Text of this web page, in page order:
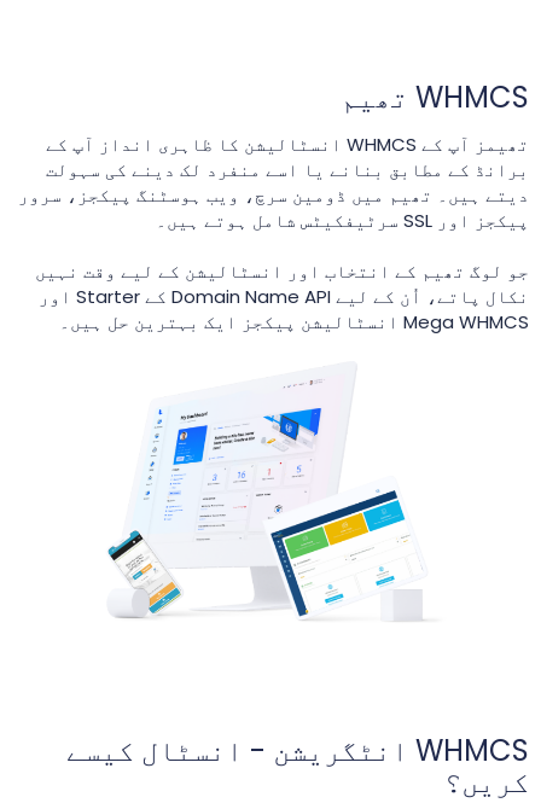
WHMCS تھیم
تھیمز آپ کے WHMCS انسٹالیشن کا ظاہری انداز آپ کے
برانڈ کے مطابق بنانے یا اسے منفرد لک دینے کی سہولت
دیتے ہیں۔ تھیم میں ڈومین سرچ، ویب ہوسٹنگ پیکجز، سرور
پیکجز اور SSL سرٹیفکیٹس شامل ہوتے ہیں۔
جو لوگ تھیم کے انتخاب اور انسٹالیشن کے لیے وقت نہیں
نکال پاتے، اُن کے لیے Domain Name API کے Starter اور
Mega WHMCS انسٹالیشن پیکجز ایک بہترین حل ہیں۔
WHMCS انٹگریشن - انسٹال کیسے
کریں؟